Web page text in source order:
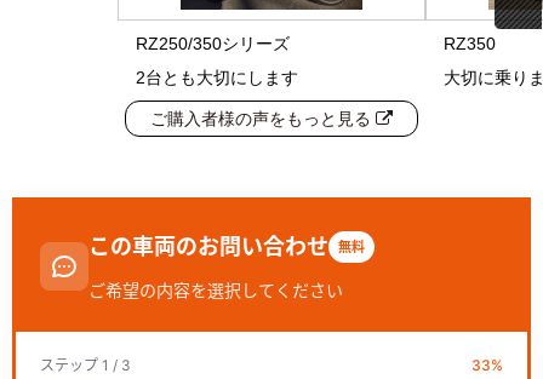
RZ250/350シリーズ
2台とも大切にします
RZ350
大切に乗り
ご購入者様の声をもっと見る
この車両のお問い合わせ 無料
ご希望の内容を選択してください
ステップ 1 / 3 33%